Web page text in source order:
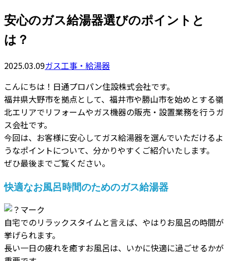
安心のガス給湯器選びのポイントと
は？
2025.03.09ガス工事・給湯器
こんにちは！日通プロパン住設株式会社です。
福井県大野市を拠点として、福井市や勝山市を始めとする嶺
北エリアでリフォームやガス機器の販売・設置業務を行うガ
ス会社です。
今回は、お客様に安心してガス給湯器を選んでいただけるよ
うなポイントについて、分かりやすくご紹介いたします。
ぜひ最後までご覧ください。
快適なお風呂時間のためのガス給湯器
自宅でのリラックスタイムと言えば、やはりお風呂の時間が
挙げられます。
長い一日の疲れを癒すお風呂は、いかに快適に過ごせるかが